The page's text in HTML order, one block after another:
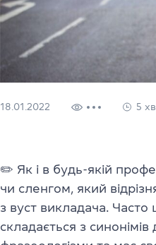
18.01.2022 5
✏️ Як і в будь-якій
чи сленгом, який
з вуст викладача.
складається з